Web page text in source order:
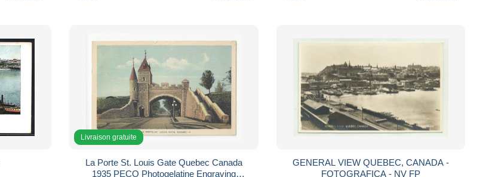
Livraison gratuite
La Porte St. Louis Gate Quebec Canada
1935 PECO Photogelatine Engraving
GENERAL VIEW QUEBEC, CANADA -
FOTOGRAFICA - NV FP